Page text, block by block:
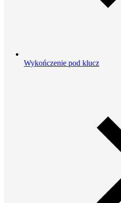
Wykończenie pod klucz